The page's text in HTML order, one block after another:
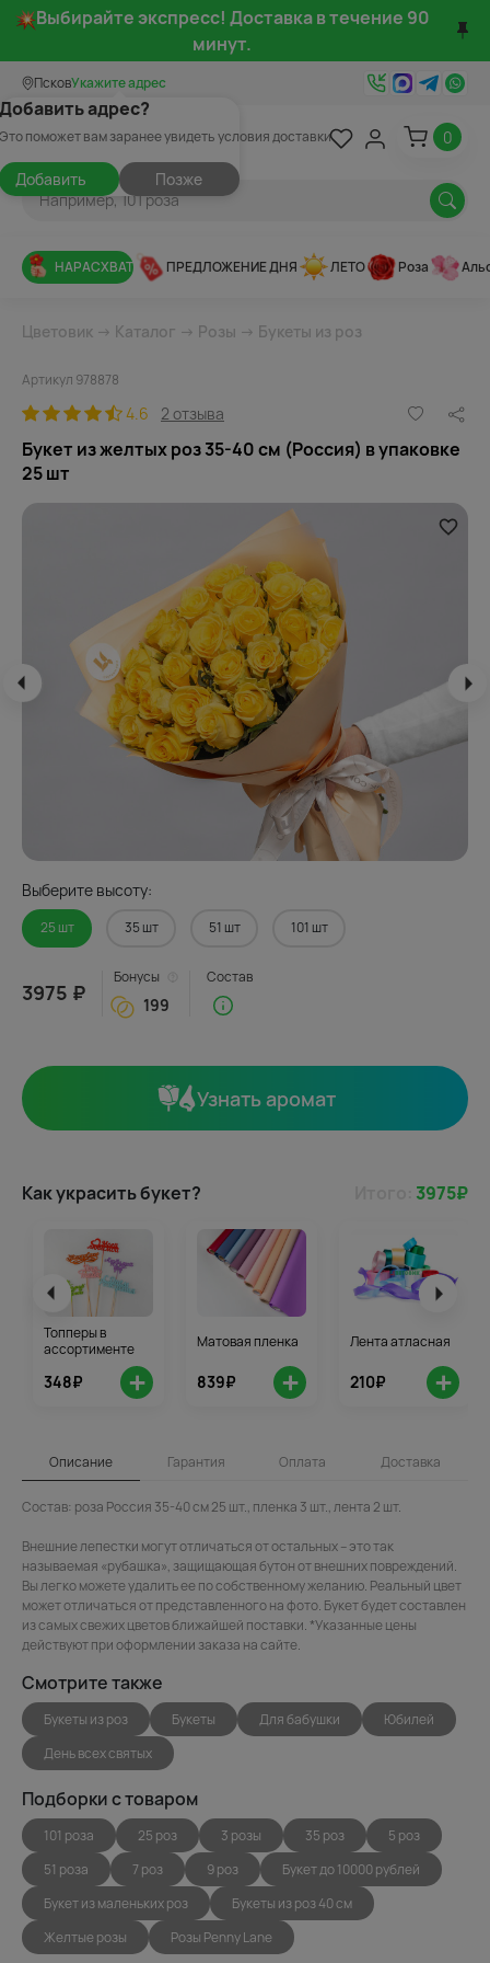
Выбирайте экспресс! Доставка в течение 90
минут.
ПсковУкажите адрес
адрес?
поможет вам заранее увидеть условия доставки
Добавить Позже
0
НАРАСХВАТ ПРЕДЛОЖЕНИЕ ДНЯ ЛЕТО Роза
Цветовик → Каталог → Розы → Букеты из роз
Артикул 978878
4.6 2 отзыва
Букет из желтых роз 35-40 см (Россия) в упаковке
25 шт
Выберите высоту:
25 шт 35 шт 51 шт 101 шт
3975 ₽
Бонусы
199
Состав
Узнать аромат
Как украсить букет? 3975₽
Топперы в
ассортименте
348₽ +
Матовая пленка
839₽ +
Лента атласная
210₽ +
Описание Гарантия Оплата Доставка
Состав: роза Россия 35-40 см 25 шт., пленка 3 шт., лента 2 шт.
Внешние лепестки могут отличаться от остальных – это так
называемая «рубашка», защищающая бутон от внешних повреждений.
Вы легко можете удалить ее по собственному желанию. Реальный цвет
может отличаться от представленного на фото. Букет будет составлен
из самых свежих цветов ближайшей поставки. *Указанные цены
действуют при оформлении заказа на сайте.
Смотрите также
Букеты из роз Букеты Для бабушки
Юбилей
День всех святых
Подборки с товаром
101 роза 25 роз 3 розы 35 роз
5 роз
51 роза
7 роз 9 роз
Букет до 10000 рублей
Букет из маленьких роз
Букеты из роз 40 см
Желтые розы
Розы Penny Lane